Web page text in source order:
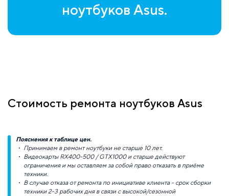
ноутбуков Asus.
Стоимость ремонта ноутбуков Asus
Пояснения к таблице цен.
Принимаем в ремонт ноутбуки не старше 10 лет.
Видеокарты RX400-500 / GTX1000 и старше действуют
ограничения и мы оставляем за собой право отказать в приёме
техники.
В случае отказа от ремонта по инициативе клиента - срок сборки
техники 2-3 рабочих дня в связи с высокой/сезонной